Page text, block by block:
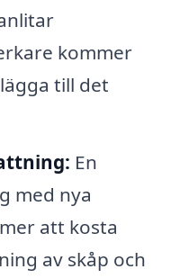
kommer
till det
En
med nya
att kosta
av skåp och